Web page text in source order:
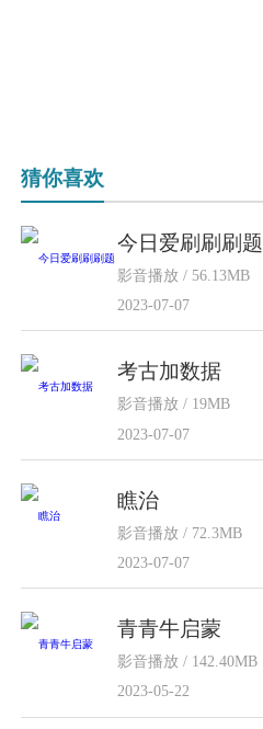
猜你喜欢
今日爱刷刷刷题
影音播放 / 56.13MB
2023-07-07
考古加数据
影音播放 / 19MB
2023-07-07
瞧治
影音播放 / 72.3MB
2023-07-07
青青牛启蒙
影音播放 / 142.40MB
2023-05-22